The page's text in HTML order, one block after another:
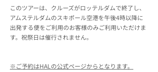
このツアーは、クルーズがロッテルダムで終了し、
アムステルダムのスキポール空港を午後4時以降に
出発する便をご利用のお客様のみご利用いただけま
す。祝祭日は催行されません。
※ご予約はHALの公式ページからとなります。